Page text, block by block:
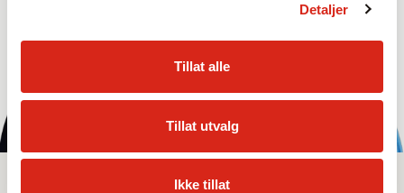
Detaljer
Tillat alle
Tillat utvalg
Ikke tillat